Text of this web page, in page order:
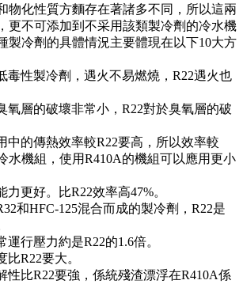
物化性質方麵存在著諸多不同，所以這兩
更不可添加到不采用該類製冷劑的冷水機
製冷劑的具體情況主要體現在以下10大方
性製冷劑，遇火不易燃燒，R22遇火也
層的破壞非常小，R22對於臭氧層的破
的傳熱效率較R22要高，所以效率較
水機組，使用R410A的機組可以應用更小
更好。比R22效率高47%。
和HFC-125混合而成的製冷劑，R22是
行壓力約是R22的1.6倍。
R22要大。
比R22要強，係統殘渣漂浮在R410A係